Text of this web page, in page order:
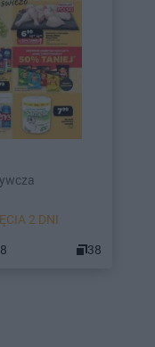
2 DNI
38